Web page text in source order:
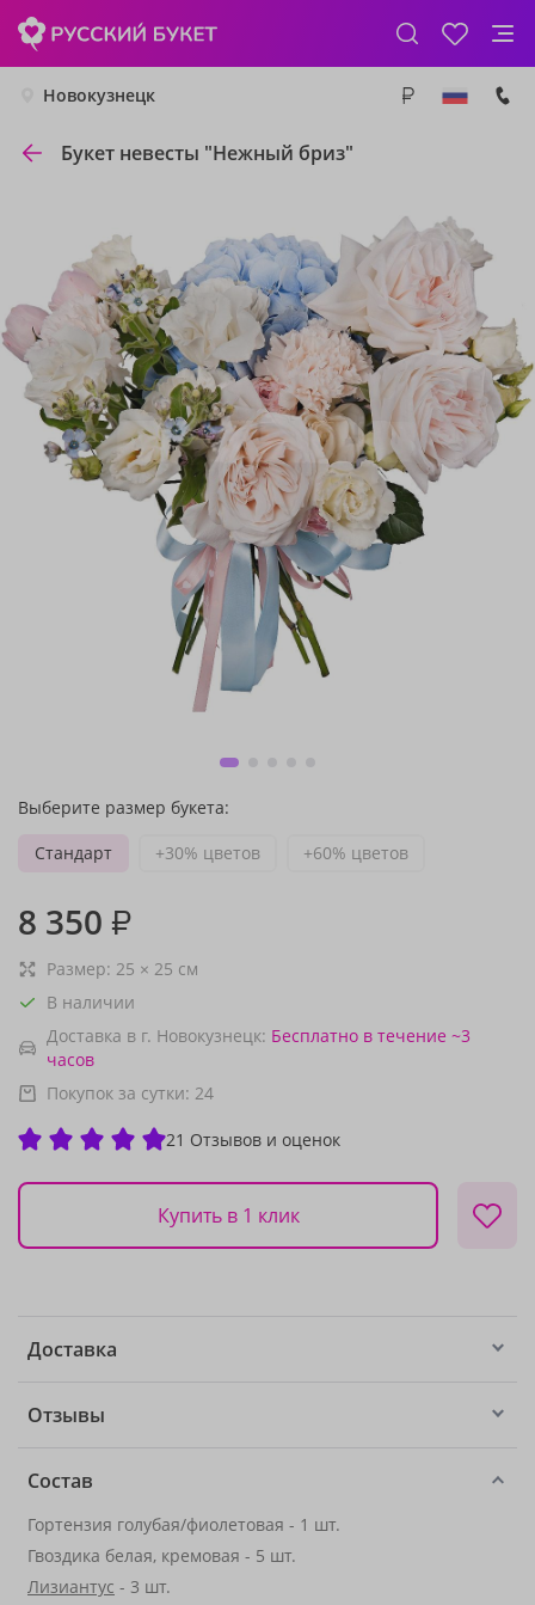
Новокузнецк
Букет невесты "Нежный бриз"
Выберите размер букета:
Стандарт
+30% цветов +60% цветов
8 350 ₽
Размер: 25 × 25 см
В наличии
Доставка в г. Новокузнецк: Бесплатно в течение ~3
часов
Покупок за сутки: 24
21 Отзывов и оценок
Купить в 1 клик
Доставка
Отзывы
Состав
Гортензия голубая/фиолетовая - 1 шт.
Гвоздика белая, кремовая - 5 шт.
Лизиантус - 3 шт.